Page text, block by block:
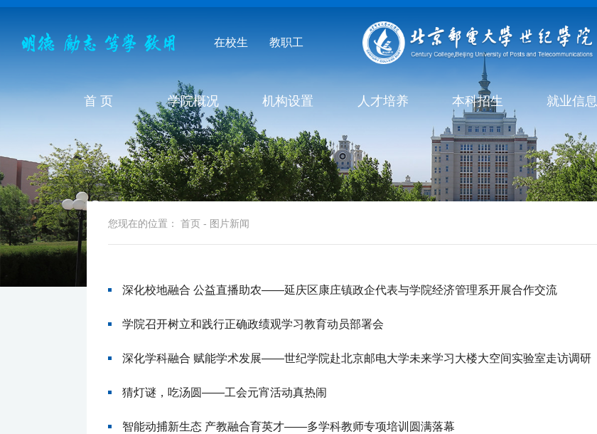
在校生 教职工
首 页 学院概况 机构设置 人才培养 本科招生 就业信息
您现在的位置： 首页 - 图片新闻
深化校地融合 公益直播助农——延庆区康庄镇政企代表与学院经济管理系开展合作交流
学院召开树立和践行正确政绩观学习教育动员部署会
深化学科融合 赋能学术发展——世纪学院赴北京邮电大学未来学习大楼大空间实验室走访调研
猜灯谜，吃汤圆——工会元宵活动真热闹
智能动捕新生态 产教融合育英才——多学科教师专项培训圆满落幕